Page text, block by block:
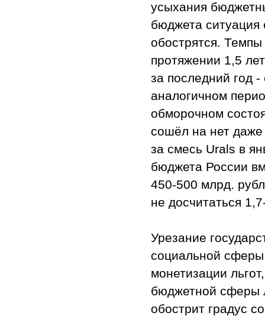
усыхания
бюджета ситуация
обострятся.
протяжении 1,5
за последний год
аналогичном
обморочном
сошёл на нет
за смесь Urals в
бюджета России
450-500 млрд.
не досчитаться
Урезание
социальной
монетизации
бюджетной сферы
обострит градус